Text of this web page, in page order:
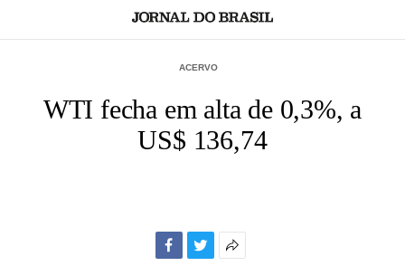
ACERVO
WTI fecha em alta de 0,3%, a
US$ 136,74